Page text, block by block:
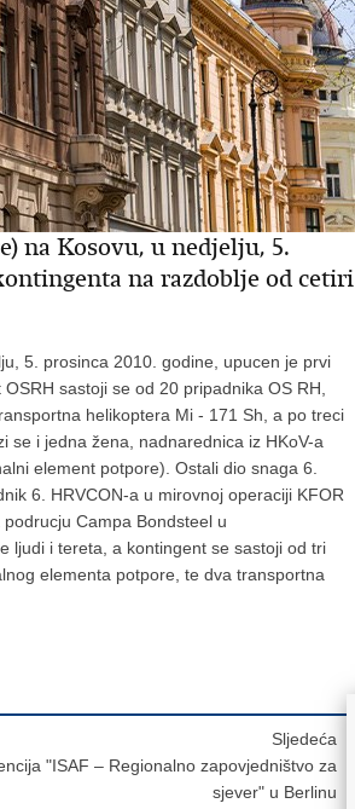
na Kosovu, u nedjelju, 5.
na razdoblje od cetiri
5. prosinca 2010. godine, upucen je prvi
sastoji se od 20 pripadnika OS RH,
helikoptera Mi - 171 Sh, a po treci
se i jedna žena, nadnarednica iz HKoV-a
element potpore). Ostali dio snaga 6.
6. HRVCON-a u mirovnoj operaciji KFOR
Campa Bondsteel u
ljudi i tereta, a kontingent se sastoji od tri
elementa potpore, te dva transportna
Sljedeća
"ISAF – Regionalno zapovjedništvo za
sjever" u Berlinu